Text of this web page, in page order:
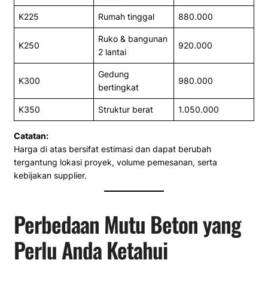
K225 Rumah tinggal 880.000
K250
Ruko & bangunan
2 lantai
920.000
K300
Gedung
bertingkat
980.000
K350 Struktur berat 1.050.000
Catatan:
Harga di atas bersifat estimasi dan dapat berubah
tergantung lokasi proyek, volume pemesanan, serta
kebijakan supplier.
Perbedaan Mutu Beton yang
Perlu Anda Ketahui